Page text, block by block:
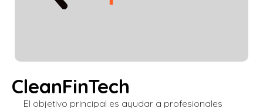
CleanFinTech
El objetivo principal es ayudar a profesionales